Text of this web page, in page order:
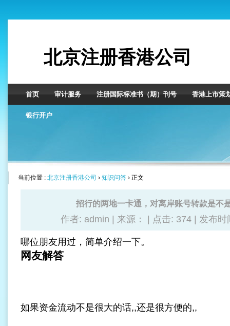
北京注册香港公司
首页 审计服务 注册国际标准书（期）刊号 香港上市策
银行开户
当前位置 : 北京注册香港公司 › 知识问答› 正文
招行的两地一卡通，对离岸账号转款是不
作者: admin | 来源： | 点击: 374 | 发布时
哪位朋友用过，简单介绍一下。
网友解答
如果资金流动不是很大的话,,还是很方便的,,